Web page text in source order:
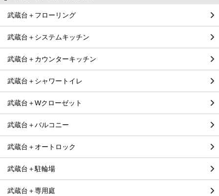
武蔵台＋フローリング
武蔵台＋システムキッチン
武蔵台＋カウンターキッチン
武蔵台＋シャワートイレ
武蔵台＋Wクローゼット
武蔵台＋バルコニー
武蔵台＋オートロック
武蔵台＋駐輪場
武蔵台＋専用庭